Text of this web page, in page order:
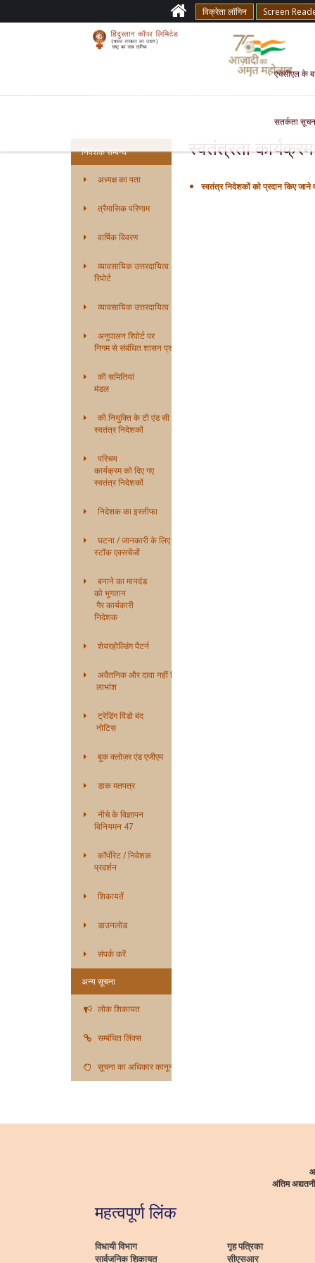
विक्रेता लॉगिन Screen
एचसीएल के
सतर्कता
निवेशक सम्बन्ध
अध्यक्ष का पता
त्रैमासिक परिणाम
वार्षिक विवरण
व्यावसायिक उत्तरदायित्व
रिपोर्ट
व्यावसायिक उत्तरदायित्व
अनुपालन रिपोर्ट पर
निगम से संबंधित शासन प्रणाली
की समितियां
मंडल
की नियुक्ति के टी एंड सी
स्वतंत्र निदेशकों
परिचय
कार्यक्रम को दिए गए
स्वतंत्र निदेशकों
निदेशक का इस्तीफा
घटना / जानकारी के लिए
स्टॉक एक्सचेंजों
बनाने का मानदंड
को भुगतान
गैर कार्यकारी
निदेशक
शेयरहोल्डिंग पैटर्न
अवैतनिक और दावा नहीं किया गया
लाभांश
ट्रेडिंग विंडो बंद
नोटिस
बुक क्लोज़र एंड एजीएम
डाक मतपत्र
नीचे के विज्ञापन
विनियमन 47
कॉर्पोरेट / निवेशक
प्रदर्शन
शिकायतें
डाउनलोड
संपर्क करें
अन्य सूचना
लोक शिकायत
सम्बंधित लिंक्स
सूचना का अधिकार कानून
स्वतंत्रता
स्वतंत्र निदेशकों को प्रदान किए जाने
अंतिम
महत्वपूर्ण लिंक
विधायी विभाग
सार्वजनिक शिकायत
गृह पत्रिका
सीएसआर